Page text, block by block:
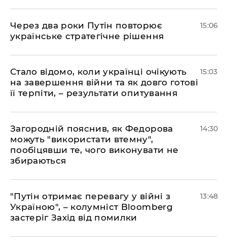
Через два роки Путін повторює
українське стратегічне рішення
15:06
Стало відомо, коли українці очікують
на завершення війни та як довго готові
її терпіти, – результати опитування
15:03
Загородній пояснив, як Федорова
можуть "використати втемну",
пообіцявши те, чого виконувати не
збираються
14:30
"Путін отримає перевагу у війні з
Україною", – колумніст Bloomberg
застеріг Захід від помилки
13:48